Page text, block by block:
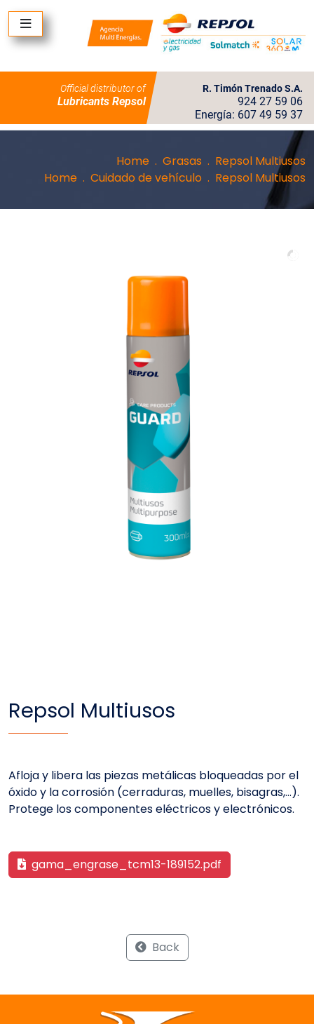
Official distributor of
Lubricants Repsol
R. Timón Trenado S.A.
924 27 59 06
Energía: 607 49 59 37
Home Grasas
Repsol Multiusos
Home
Cuidado de vehículo Repsol Multiusos
Repsol Multiusos
Afloja y libera las piezas metálicas bloqueadas por el
óxido y la corrosión (cerraduras, muelles, bisagras,…).
Protege los componentes eléctricos y electrónicos.
gama_engrase_tcm13-189152.pdf
Back